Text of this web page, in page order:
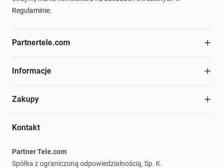
Regulaminie.
Partnertele.com
O firmie
Struktura organizacyjna
Nasze marki
Informacje
Blog
Informacje prawne
Zakupy
Regulamin
Płatność i dostawa
Reklamacje i zwroty
Kontakt
Partner Tele.com
Spółka z ograniczoną odpowiedzialnością, Sp. K.